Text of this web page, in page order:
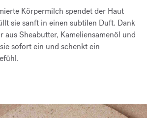
Körpermilch spendet der Haut
sie sanft in einen subtilen Duft. Dank
aus Sheabutter, Kameliensamenöl und
sofort ein und schenkt ein